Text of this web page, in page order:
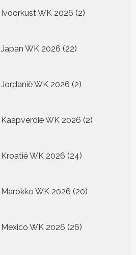
Ivoorkust WK 2026 2
producten
Japan WK 2026 22
producten
Jordanië WK 2026 2
producten
Kaapverdië WK 2026 2
producten
Kroatië WK 2026 24
producten
Marokko WK 2026 20
producten
Mexico WK 2026 26
producten